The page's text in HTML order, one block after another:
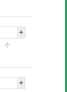
+
个
+